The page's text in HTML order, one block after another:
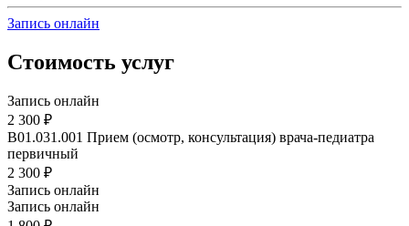
Запись онлайн
Стоимость услуг
Запись онлайн
2 300 ₽
B01.031.001 Прием (осмотр, консультация) врача-педиатра
первичный
2 300 ₽
Запись онлайн
Запись онлайн